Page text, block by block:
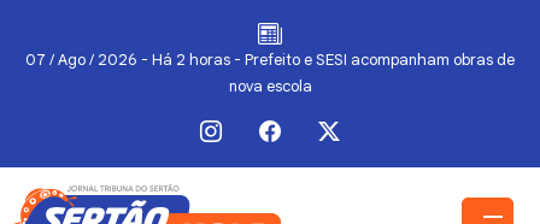
07 / Ago / 2026 - Há 2 horas - Prefeito e SESI acompanham obras de
nova escola